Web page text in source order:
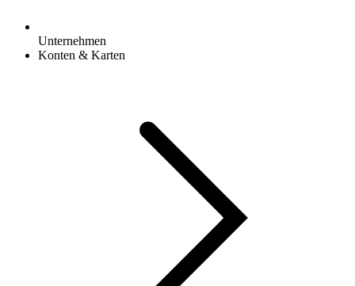
Unternehmen
Konten & Karten